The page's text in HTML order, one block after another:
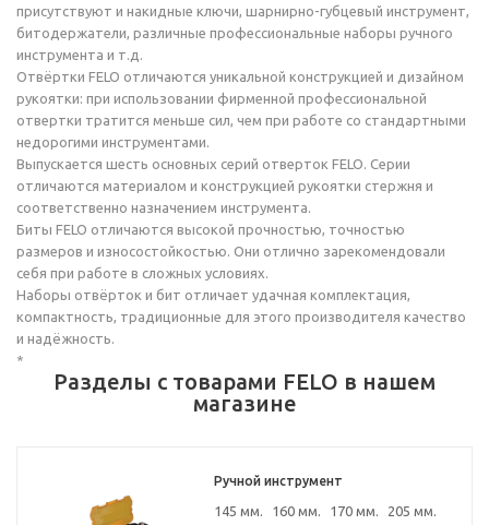
присутствуют и накидные ключи, шарнирно-губцевый инструмент,
битодержатели, различные профессиональные наборы ручного
инструмента и т.д.
Отвёртки FELO отличаются уникальной конструкцией и дизайном
рукоятки: при использовании фирменной профессиональной
отвертки тратится меньше сил, чем при работе со стандартными
недорогими инструментами.
Выпускается шесть основных серий отверток FELO. Серии
отличаются материалом и конструкцией рукоятки стержня и
соответственно назначением инструмента.
Биты FELO отличаются высокой прочностью, точностью
размеров и износостойкостью. Они отлично зарекомендовали
себя при работе в сложных условиях.
Наборы отвёрток и бит отличает удачная комплектация,
компактность, традиционные для этого производителя качество
и надёжность.
*
Разделы с товарами FELO в нашем
магазине
Ручной инструмент
145 мм. 160 мм. 170 мм.
205 мм.